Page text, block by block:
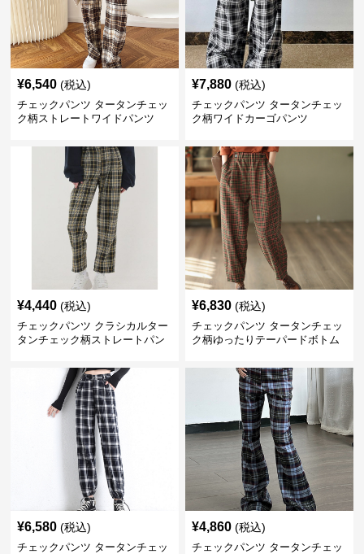
¥6,540 (税込)
チェックパンツ タータンチェッ
ク柄ストレートワイドパンツ
¥7,880 (税込)
チェックパンツ タータンチェッ
ク柄ワイドカーゴパンツ
¥4,440 (税込)
チェックパンツ クラシカルター
タンチェック柄ストレートパン
¥6,830 (税込)
チェックパンツ タータンチェッ
ク柄ゆったりテーパードボトム
¥6,580 (税込)
チェックパンツ タータンチェッ
¥4,860 (税込)
チェックパンツ タータンチェッ